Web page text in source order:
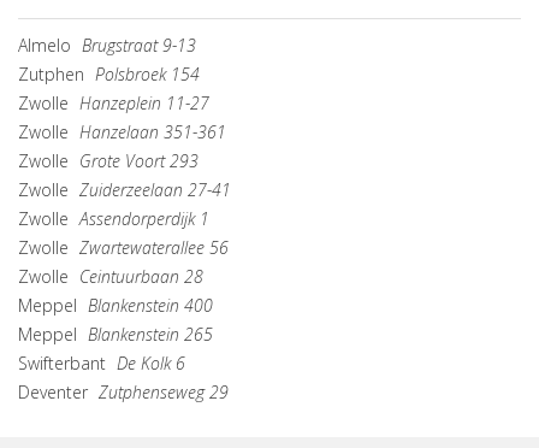
Almelo Brugstraat 9-13
Zutphen Polsbroek 154
Zwolle Hanzeplein 11-27
Zwolle Hanzelaan 351-361
Zwolle Grote Voort 293
Zwolle Zuiderzeelaan 27-41
Zwolle Assendorperdijk 1
Zwolle Zwartewaterallee 56
Zwolle Ceintuurbaan 28
Meppel Blankenstein 400
Meppel Blankenstein 265
Swifterbant De Kolk 6
Deventer Zutphenseweg 29